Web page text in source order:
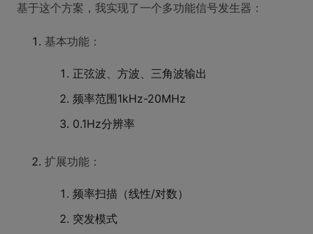
基于这个方案，我实现了一个多功能信号发生器：
基本功能：
正弦波、方波、三角波输出
频率范围1kHz-20MHz
0.1Hz分辨率
扩展功能：
频率扫描（线性/对数）
突发模式